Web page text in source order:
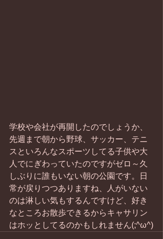
学校や会社が再開したのでしょうか、
先週まで朝から野球、サッカー、テニ
スといろんなスポーツしてる子供や大
人でにぎわっていたのですがゼロ～久
しぶりに誰もいない朝の公園です。日
常が戻りつつありますね、人がいない
のは淋しい気もするんですけど、好き
なところお散歩できるからキャサリン
はホッとしてるのかもしれません(;^ω^)